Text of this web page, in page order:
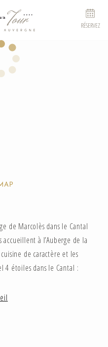
RÉSERVEZ
de Marcolès dans le Cantal
à l’Auberge de la
de caractère et les
4 étoiles dans le Cantal :